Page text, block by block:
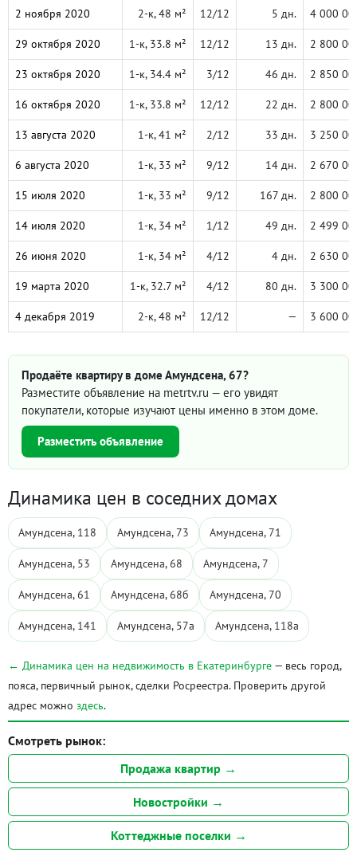
2 ноября 2020 2-к, 48 м² 12/12 5 дн. 4 000
29 октября 2020 1-к, 33.8 м² 12/12 13 дн. 2 800
23 октября 2020 1-к, 34.4 м² 3/12 46 дн. 2 850
16 октября 2020 1-к, 33.8 м² 12/12 22 дн. 2 800
13 августа 2020 1-к, 41 м² 2/12 33 дн. 3 250
6 августа 2020 1-к, 33 м² 9/12 14 дн. 2 670
15 июля 2020 1-к, 33 м² 9/12 167 дн. 2 800
14 июля 2020 1-к, 34 м² 1/12 49 дн. 2 499
26 июня 2020 1-к, 34 м² 4/12 4 дн. 2 630
19 марта 2020 1-к, 32.7 м² 4/12 80 дн. 3 300
4 декабря 2019 2-к, 48 м² 12/12 — 3 600
Продаёте квартиру в доме Амундсена, 67?
Разместите объявление на metrtv.ru — его увидят
покупатели, которые изучают цены именно в этом доме.
Разместить объявление
Динамика цен в соседних домах
Амундсена, 118 Амундсена, 73 Амундсена, 71
Амундсена, 53 Амундсена, 68 Амундсена, 7
Амундсена, 61 Амундсена, 68б Амундсена, 70
Амундсена, 141 Амундсена, 57а Амундсена, 118а
← Динамика цен на недвижимость в Екатеринбурге — весь город,
пояса, первичный рынок, сделки Росреестра. Проверить другой
адрес можно здесь.
Смотреть рынок:
Продажа квартир →
Новостройки →
Коттеджные поселки →